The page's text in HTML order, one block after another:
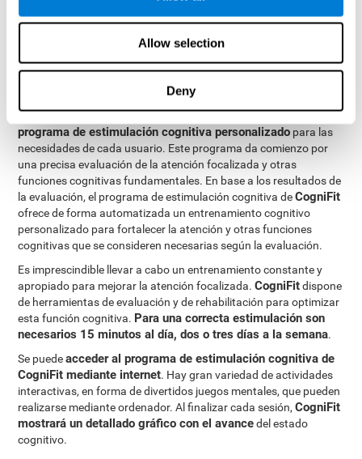
Allow selection
Deny
conexiones cerebrales de las estructuras implicadas en la
atención se fortalecerán. Así, cuando necesitemos centrar
nuestra atención, las conexiones serán más rápidas y eficientes,
mejorando nuestra atención focalizada.
está formado por un completo equipo de profesionales
especializados en el estudio de la plasticidad sináptica y
procesos de neurogénesis. Esto ha permitido la creación de un
programa de estimulación cognitiva personalizado para las
necesidades de cada usuario. Este programa da comienzo por
una precisa evaluación de la atención focalizada y otras
funciones cognitivas fundamentales. En base a los resultados de
la evaluación, el programa de estimulación cognitiva deCogniFit
ofrece de forma automatizada un entrenamiento cognitivo
personalizado para fortalecer la atención y otras funciones
cognitivas que se consideren necesarias según la evaluación.
Es imprescindible llevar a cabo un entrenamiento constante y
apropiado para mejorar la atención focalizada.CogniFitdispone
de herramientas de evaluación y de rehabilitación para optimizar
esta función cognitiva. Para una correcta estimulación son
necesarios 15 minutos al día, dos o tres días a la semana.
Se puedeacceder al programa de estimulación cognitiva de
CogniFit mediante internet. Hay gran variedad de actividades
interactivas, en forma de divertidos juegos mentales, que pueden
realizarse mediante ordenador. Al finalizar cada sesión,CogniFit
mostrará un detallado gráfico con el avancedel estado
cognitivo.